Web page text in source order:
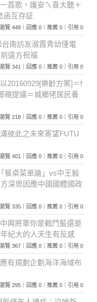
首歌，護安ㄟ喜大聽＋
函互存証
覽 448｜回應 0｜推薦 0｜引用 0
南訪友淑霞青幼僅電
遠方祝福
覽 341｜回應 0｜推薦 0｜引用 0
20160929[樂齡方案]＝f
親提議＝城鄉佬居民養
覽 218｜回應 0｜推薦 0｜引用 0
彼此之未來寄望FUTU
覽 401｜回應 0｜推薦 0｜引用 0
餐桌菜單論」vs中王毅
深思因應中國國體國政
覽 335｜回應 0｜推薦 0｜引用 0
興將軍你是戰鬥藍還是
紀大的人天生有反感
覽 367｜回應 0｜推薦 0｜引用 0
有規劃企劃海洋海域布
覽 295｜回應 0｜推薦 0｜引用 0